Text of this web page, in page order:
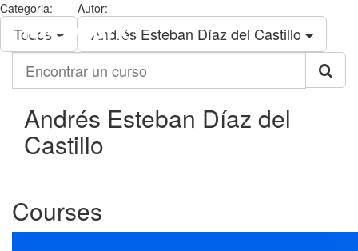
Neetwork
Business
School
Categoria:
Todos
Autor:
Andrés Esteban Díaz del Castillo
curso
Andrés Esteban Díaz del
Castillo
Courses